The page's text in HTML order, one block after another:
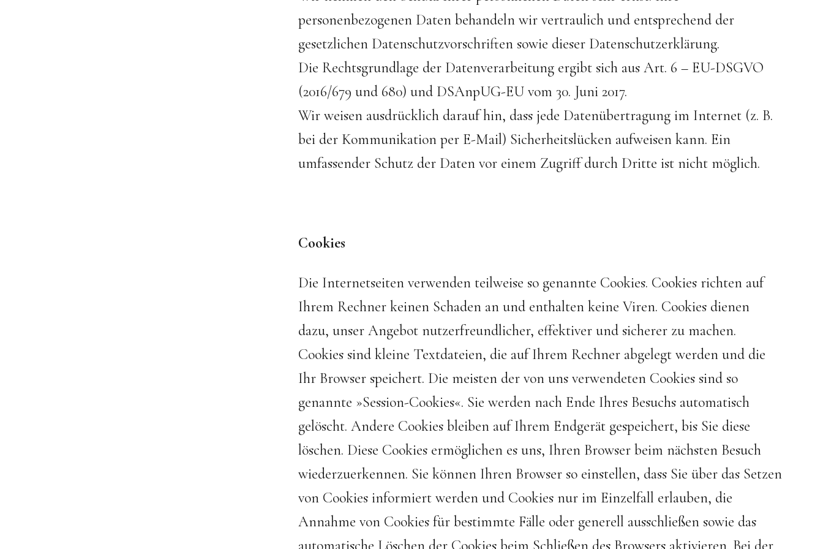
personenbezogenen Daten behandeln wir vertraulich und entsprechend der
gesetzlichen Datenschutzvorschriften sowie dieser Datenschutzerklärung.
Die Rechtsgrundlage der Datenverarbeitung ergibt sich aus Art. 6 – EU-DSGVO
(2016/679 und 680) und DSAnpUG-EU vom 30. Juni 2017.
Wir weisen ausdrücklich darauf hin, dass jede Datenübertragung im Internet (z. B.
bei der Kommunikation per E-Mail) Sicherheitslücken aufweisen kann. Ein
umfassender Schutz der Daten vor einem Zugriff durch Dritte ist nicht möglich.
Cookies
Die Internetseiten verwenden teilweise so genannte Cookies. Cookies richten auf
Ihrem Rechner keinen Schaden an und enthalten keine Viren. Cookies dienen
dazu, unser Angebot nutzerfreundlicher, effektiver und sicherer zu machen.
Cookies sind kleine Textdateien, die auf Ihrem Rechner abgelegt werden und die
Ihr Browser speichert. Die meisten der von uns verwendeten Cookies sind so
genannte »Session-Cookies«. Sie werden nach Ende Ihres Besuchs automatisch
gelöscht. Andere Cookies bleiben auf Ihrem Endgerät gespeichert, bis Sie diese
löschen. Diese Cookies ermöglichen es uns, Ihren Browser beim nächsten Besuch
wiederzuerkennen. Sie können Ihren Browser so einstellen, dass Sie über das Setzen
von Cookies informiert werden und Cookies nur im Einzelfall erlauben, die
Annahme von Cookies für bestimmte Fälle oder generell ausschließen sowie das